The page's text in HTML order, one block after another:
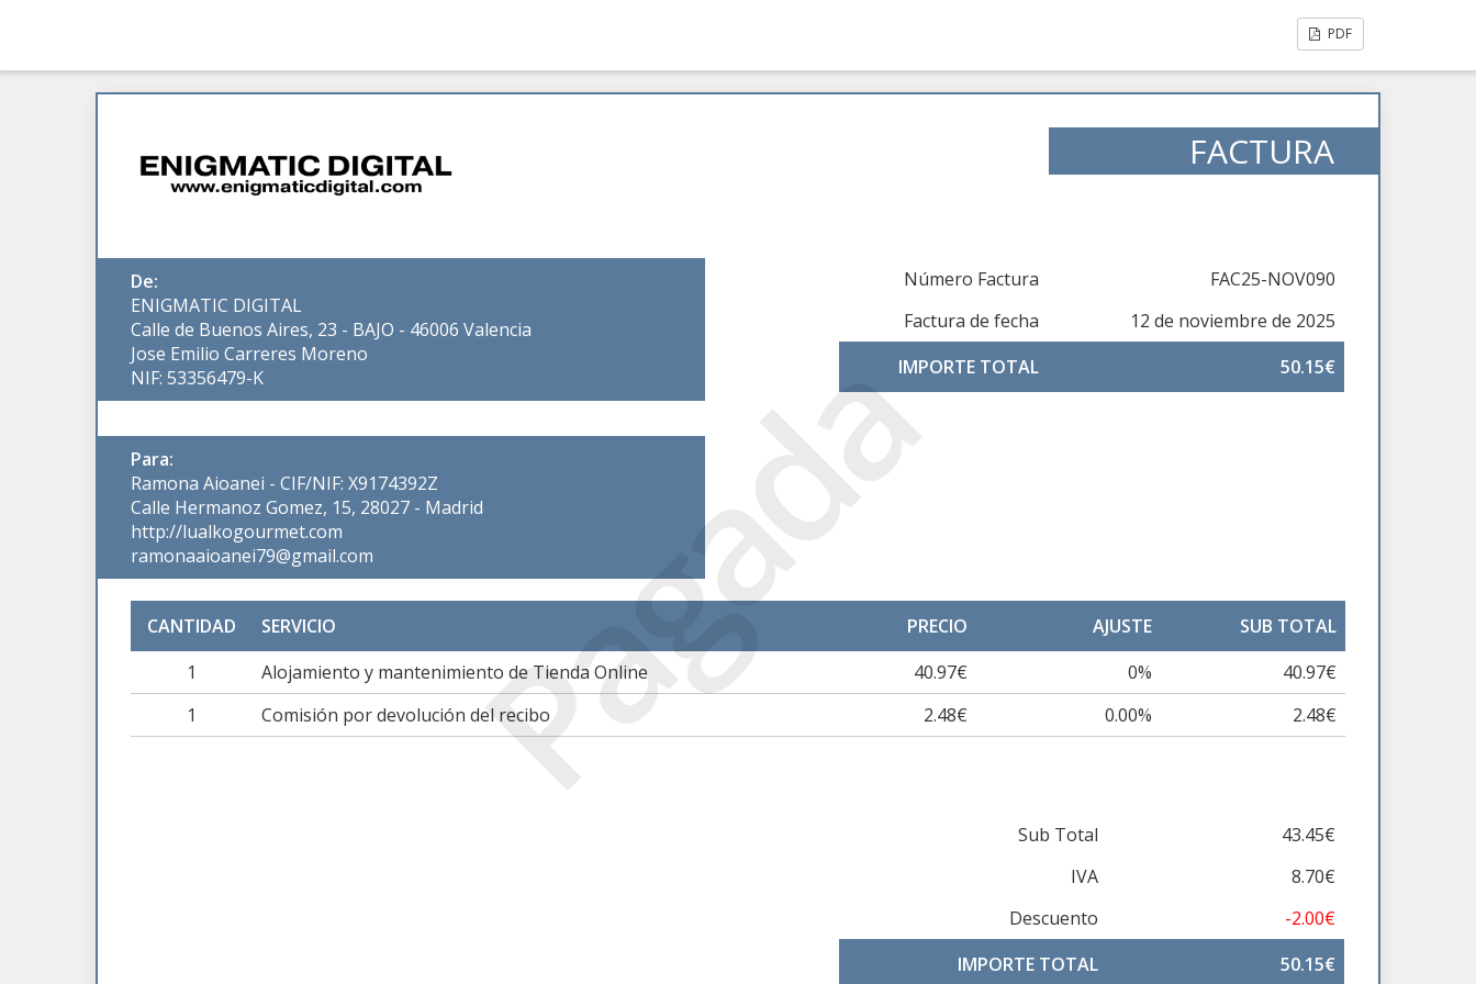
PDF
Pagada
FACTURA
De:
ENIGMATIC DIGITAL
Calle de Buenos Aires, 23 - BAJO - 46006 Valencia
Jose Emilio Carreres Moreno
NIF: 53356479-K
Número Factura
FAC25-NOV090
Factura de fecha
12 de noviembre de 2025
IMPORTE TOTAL
50.15€
Para:
Ramona Aioanei - CIF/NIF: X9174392Z
Calle Hermanoz Gomez, 15, 28027 - Madrid
http://lualkogourmet.com
ramonaaioanei79@gmail.com
CANTIDAD SERVICIO PRECIO AJUSTE
SUB TOTAL
1
Alojamiento y mantenimiento de Tienda Online 40.97€ 0%
40.97€
1
Comisión por devolución del recibo 2.48€ 0.00% 2.48€
Sub Total
43.45€
IVA
8.70€
Descuento
-2.00€
IMPORTE TOTAL
50.15€